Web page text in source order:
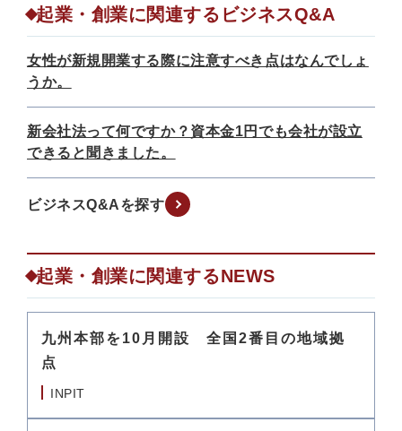
起業・創業に関連するビジネスQ&A
女性が新規開業する際に注意すべき点はなんでしょ
うか。
新会社法って何ですか？資本金1円でも会社が設立
できると聞きました。
ビジネスQ&Aを探す
起業・創業に関連するNEWS
九州本部を10月開設 全国2番目の地域拠
点
INPIT